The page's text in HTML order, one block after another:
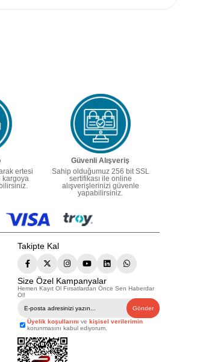
ertesi
kargoya
Güvenli Alışveriş
Sahip olduğumuz 256 bit SSL
sertifikası ile online
alışverişlerinizi güvenle
yapabilirsiniz.
Takipte Kal
Size Özel Kampanyalar
Hemen Kayıt Ol Fırsatlardan Önce Sen Haberdar
Ol!
Gönder
Üyelik koşullarını ve kişisel verilerimin
korunmasını kabul ediyorum.